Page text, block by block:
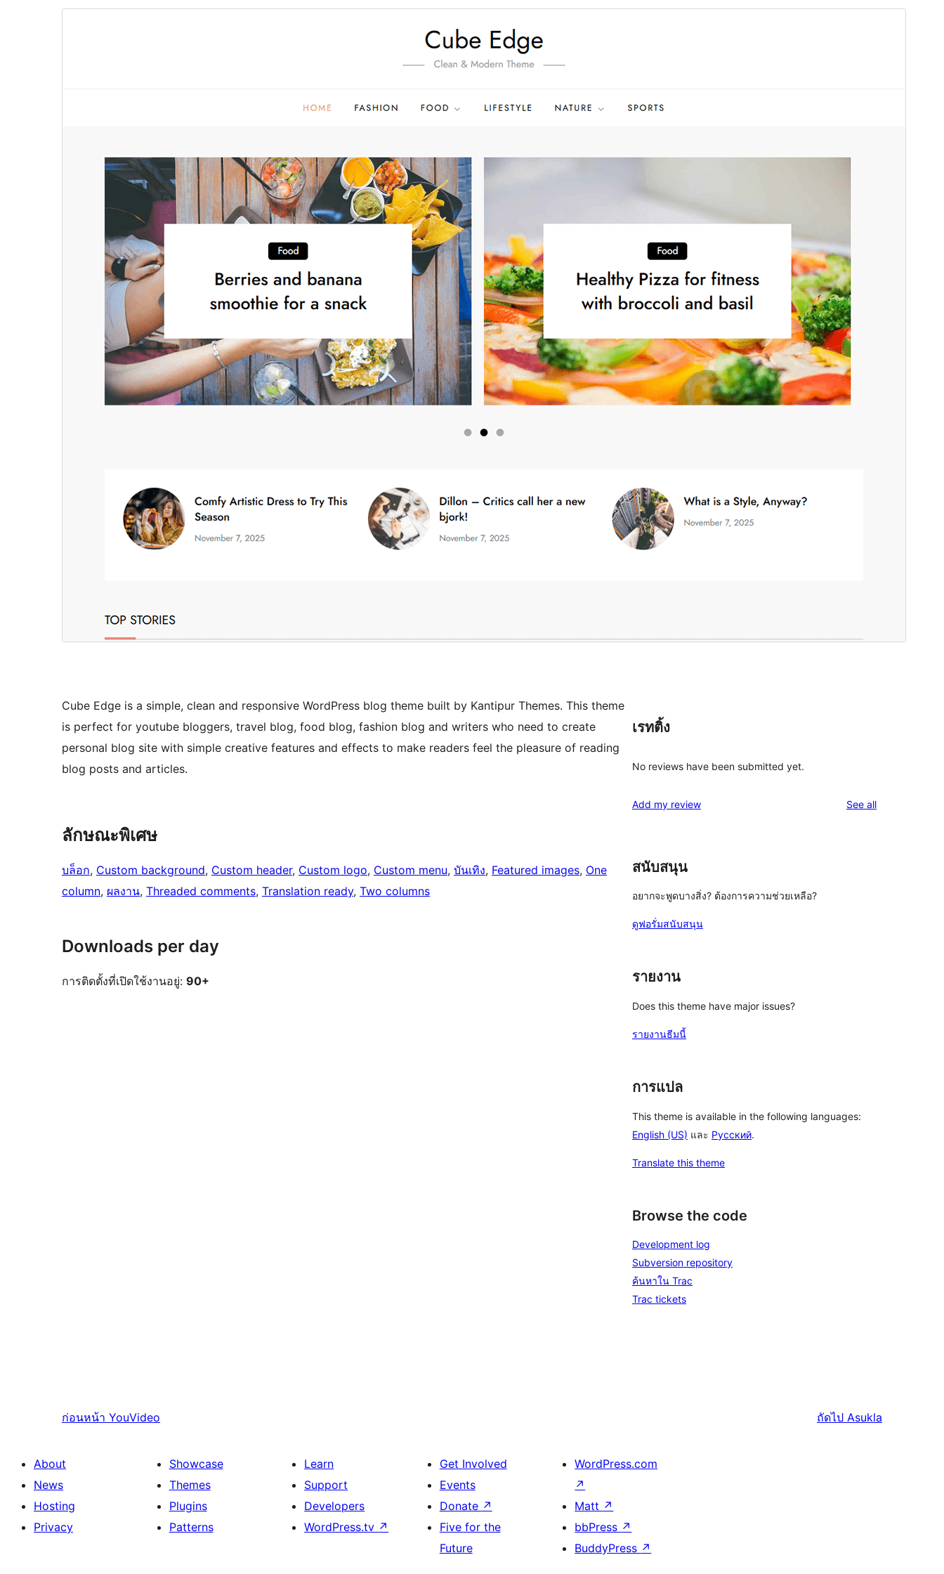
PHP version
Cube Edge is a simple, clean and responsive WordPress blog theme built by Kantipur Themes. This theme
is perfect for youtube bloggers, travel blog, food blog, fashion blog and writers who need to create
personal blog site with simple creative features and effects to make readers feel the pleasure of reading
blog posts and articles.
ลักษณะพิเศษ
บล็อก, Custom background, Custom header, Custom logo, Custom menu, บันเทิง, Featured images, One
column, ผลงาน, Threaded comments, Translation ready, Two columns
Downloads per day
การติดตั้งที่เปิดใช้งานอยู่: 90+
เรทติ้ง
No reviews have been submitted yet.
Add my review See allreviews
สนับสนุน
อยากจะพูดบางสิ่ง? ต้องการความช่วยเหลือ?
ดูฟอรั่มสนับสนุน
รายงาน
Does this theme have major issues?
รายงานธีมนี้
การแปล
This theme is available in the following languages:
English (US) และ Русский.
Translate this theme
Browse the code
Development log
Subversion repository
ค้นหาใน Trac
Trac tickets
ก่อนหน้า YouVideo ถัดไป Asukla
About
News
Hosting
Privacy
Showcase
Themes
Plugins
Patterns
Learn
Support
Developers
WordPress.tv ↗
Get Involved
Events
Donate ↗
Five for the
Future
WordPress.com
↗
Matt ↗
bbPress ↗
BuddyPress ↗